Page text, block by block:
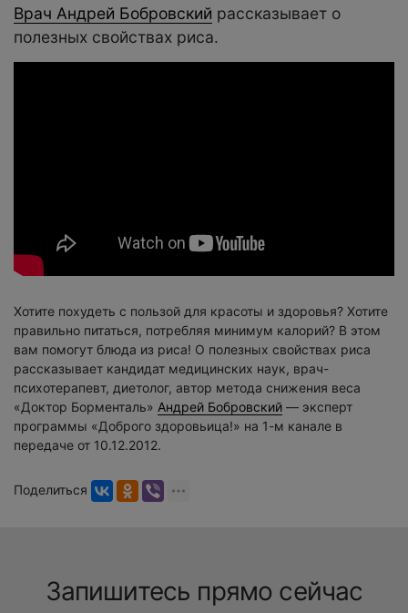
Врач Андрей Бобровский рассказывает о
полезных свойствах риса.
Хотите похудеть с пользой для красоты и здоровья? Хотите
правильно питаться, потребляя минимум калорий? В этом
вам помогут блюда из риса! О полезных свойствах риса
рассказывает кандидат медицинских наук, врач-
психотерапевт, диетолог, автор метода снижения веса
«Доктор Борменталь» Андрей Бобровский — эксперт
программы «Доброго здоровьица!» на 1-м канале в
передаче от 10.12.2012.
Поделиться
Запишитесь прямо сейчас